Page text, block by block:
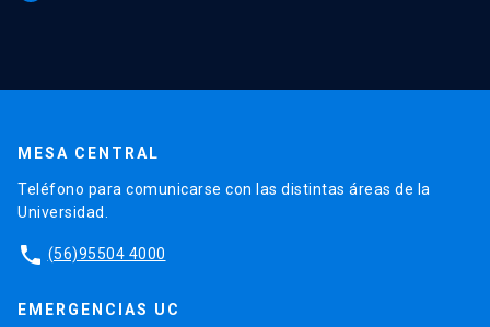
MESA CENTRAL
Teléfono para comunicarse con las distintas áreas de la
Universidad.
phone (56)95504 4000
EMERGENCIAS UC